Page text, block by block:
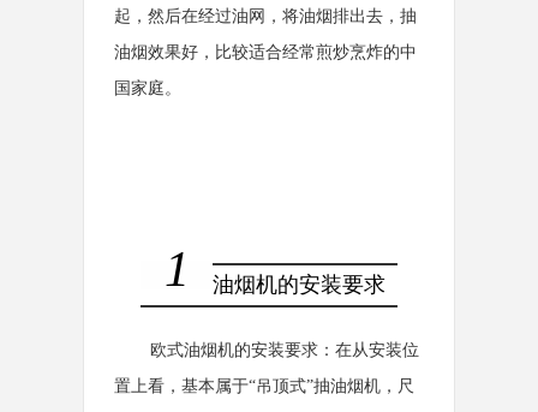
起，然后在经过油网，将油烟排出去，抽
油烟效果好，比较适合经常煎炒烹炸的中
国家庭。
1 油烟机的安装要求
欧式油烟机的安装要求：在从安装位
置上看，基本属于“吊顶式”抽油烟机，尺